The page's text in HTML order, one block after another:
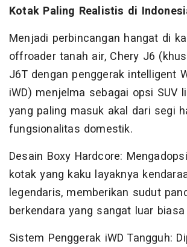
Kotak Paling Realistis di
Menjadi perbincangan hangat di
offroader tanah air, Chery J6
J6T dengan penggerak intelligent
iWD) menjelma sebagai opsi SUV
yang paling masuk akal dari segi
fungsionalitas domestik.
Desain Boxy Hardcore:
kotak yang kaku layaknya
legendaris, memberikan sudut
berkendara yang sangat luar
Sistem Penggerak iWD Tangguh: